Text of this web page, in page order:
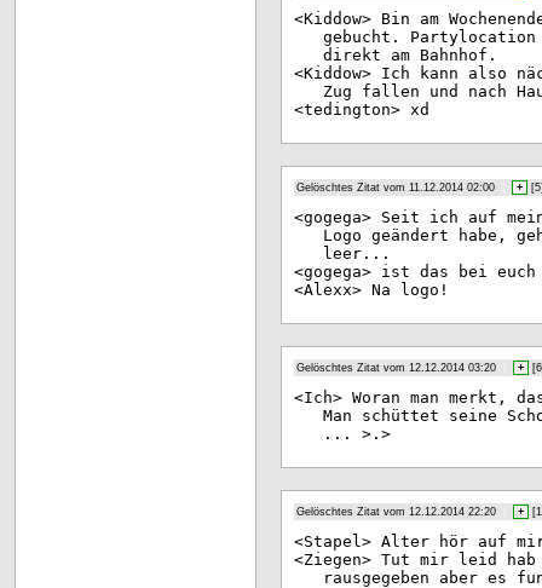
<Kiddow> Bin am
gebucht.
direkt am Bahnhof.
<Kiddow> Ich kann also
Zug fallen und nach
<tedington> xd
Gelöschtes Zitat vom 11.12.2014 02:00 + [5
<gogega> Seit ich auf
Logo geändert habe,
leer...
<gogega> ist das bei euch
<Alexx> Na logo!
Gelöschtes Zitat vom 12.12.2014 03:20 + [6
<Ic h> Woran man merkt,
Man schüttet seine
... >.>
Gelöschtes Zitat vom 12.12.2014 22:20 + [
<Stapel> Alter hör auf
<Ziegen> Tut mir leid hab
rausgegeben aber es